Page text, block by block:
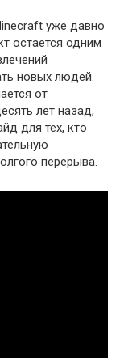
уже давно
остается одним
новых людей.
от
лет назад,
для тех, кто
перерыва.